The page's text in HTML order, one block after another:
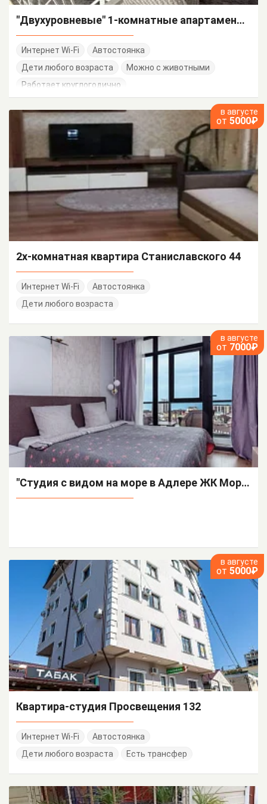
"Двухуровневые" 1-комнатные апартаменты
Интернет Wi-Fi
Автостоянка
Дети любого возраста
Можно с животными
Работает круглогодично
в августе
от 5000₽
2х-комнатная квартира Станиславского 44
Интернет Wi-Fi
Автостоянка
Дети любого возраста
в августе
от 7000₽
"Студия с видом на море в Адлере ЖК Морская Симфония" квартира-студия
в августе
от 5000₽
Квартира-студия Просвещения 132
Интернет Wi-Fi
Автостоянка
Дети любого возраста
Есть трансфер